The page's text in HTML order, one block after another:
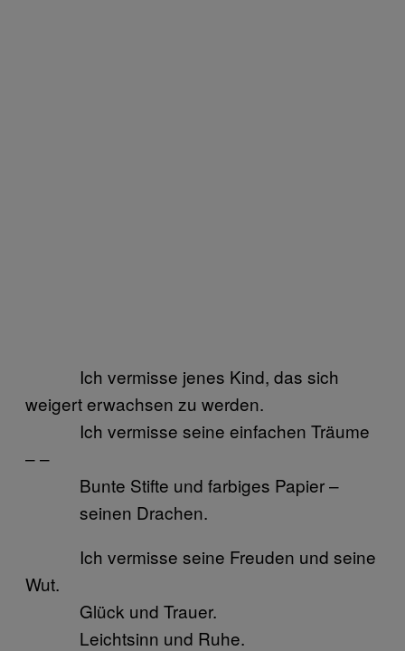
Ich vermisse jenes Kind, das sich
weigert erwachsen zu werden.
Ich vermisse seine einfachen Träume
– –
Bunte Stifte und farbiges Papier –
seinen Drachen.
Ich vermisse seine Freuden und seine
Wut.
Glück und Trauer.
Leichtsinn und Ruhe.